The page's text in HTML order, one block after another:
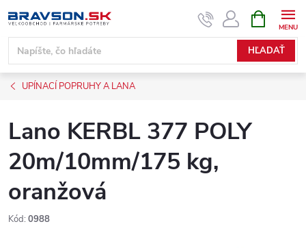
na
obsah
HĽADAŤ
KOŠÍK
UPÍNACÍ POPRUHY A LANA
Lano KERBL 377 POLY
20m/10mm/175 kg,
oranžová
Kód: 0988